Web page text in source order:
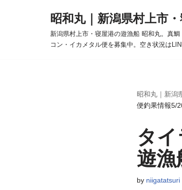
昭和丸｜新潟県村上市
新潟県村上市・寝屋港の遊漁船 昭和丸。真
コン・イカメタル便を募集中。空き状況は
昭和丸｜新潟
便釣果情報5/
タ
遊漁
by niigatatsuri